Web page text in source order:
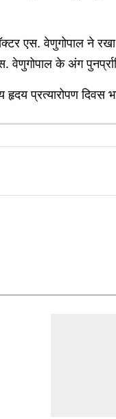
एस. वेणुगोपाल ने
वेणुगोपाल के अंग
प्रत्यारोपण दिवस